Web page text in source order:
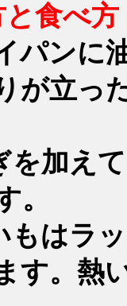
と食べ方
パンに
が立っ
を加え
。
もはラ
す。熱